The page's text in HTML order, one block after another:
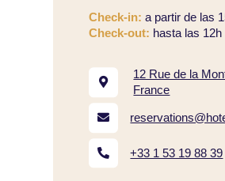
Check-in:a partir de las
Check-out: hasta las 12h
12 Rue de la
France
+33 1 53 19 88 39